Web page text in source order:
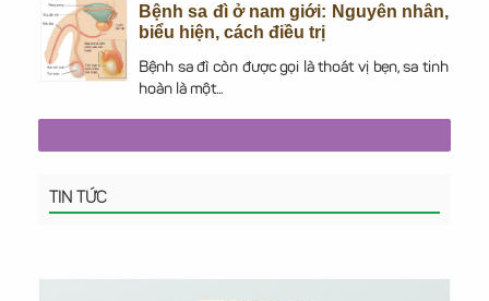
Bệnh sa đì ở nam giới: Nguyên nhân,
biểu hiện, cách điều trị
Bệnh sa đì còn được gọi là thoát vị bẹn, sa tinh
hoàn là một...
TIN TỨC